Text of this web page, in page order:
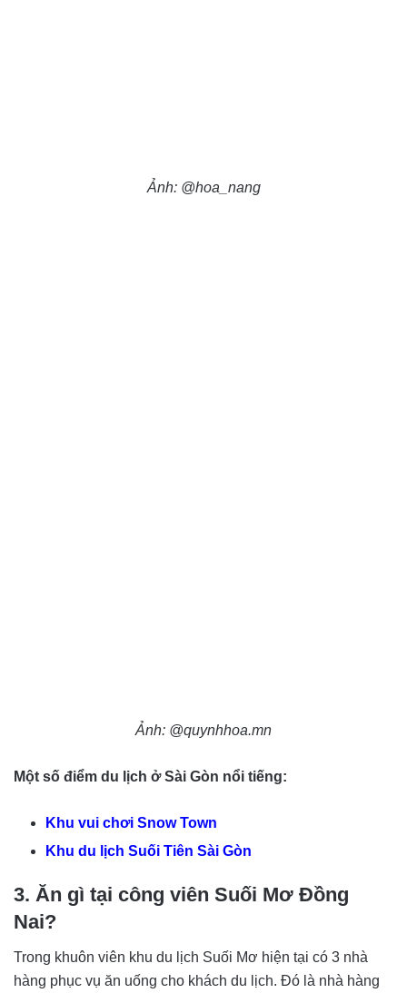
Ảnh: @hoa_nang
Ảnh: @quynhhoa.mn
Một số điểm du lịch ở Sài Gòn nổi tiếng:
Khu vui chơi Snow Town
Khu du lịch Suối Tiên Sài Gòn
3. Ăn gì tại công viên Suối Mơ Đồng
Nai?
Trong khuôn viên khu du lịch Suối Mơ hiện tại có 3 nhà
hàng phục vụ ăn uống cho khách du lịch. Đó là nhà hàng